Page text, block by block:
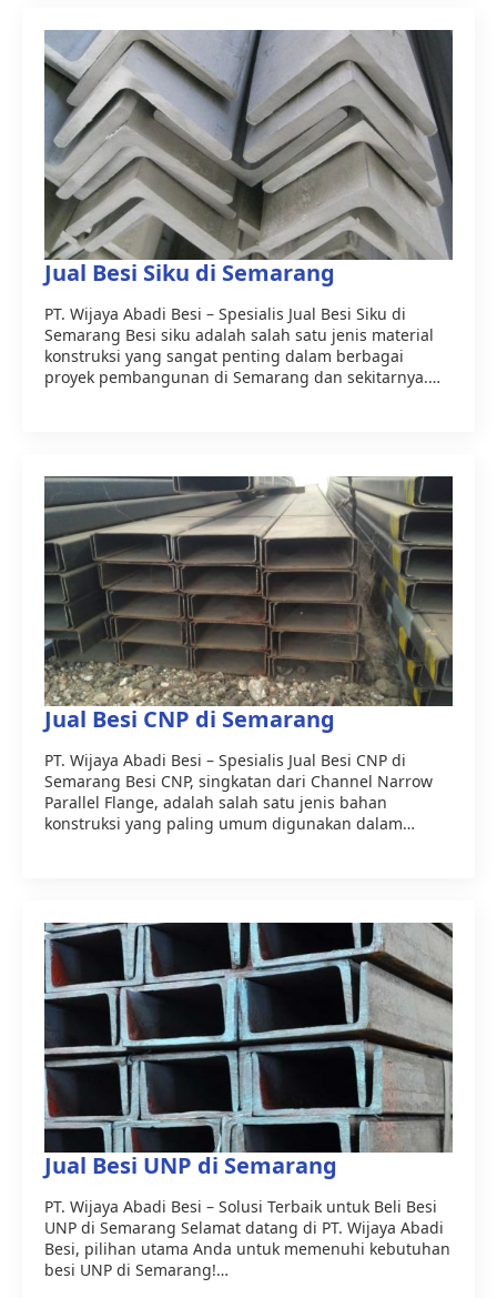
Jual Besi Siku di Semarang
PT. Wijaya Abadi Besi – Spesialis Jual Besi Siku di
Semarang Besi siku adalah salah satu jenis material
konstruksi yang sangat penting dalam berbagai
proyek pembangunan di Semarang dan sekitarnya.…
Jual Besi CNP di Semarang
PT. Wijaya Abadi Besi – Spesialis Jual Besi CNP di
Semarang Besi CNP, singkatan dari Channel Narrow
Parallel Flange, adalah salah satu jenis bahan
konstruksi yang paling umum digunakan dalam…
Jual Besi UNP di Semarang
PT. Wijaya Abadi Besi – Solusi Terbaik untuk Beli Besi
UNP di Semarang Selamat datang di PT. Wijaya Abadi
Besi, pilihan utama Anda untuk memenuhi kebutuhan
besi UNP di Semarang!…